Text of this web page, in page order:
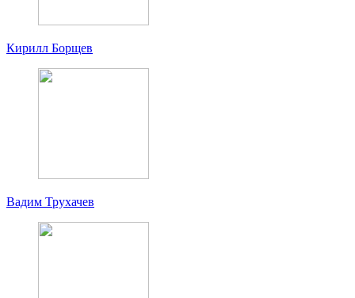
Кирилл Борщев
Вадим Трухачев